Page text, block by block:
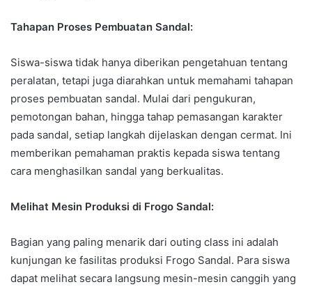
Tahapan Proses Pembuatan Sandal:
Siswa-siswa tidak hanya diberikan pengetahuan tentang
peralatan, tetapi juga diarahkan untuk memahami tahapan
proses pembuatan sandal. Mulai dari pengukuran,
pemotongan bahan, hingga tahap pemasangan karakter
pada sandal, setiap langkah dijelaskan dengan cermat. Ini
memberikan pemahaman praktis kepada siswa tentang
cara menghasilkan sandal yang berkualitas.
Melihat Mesin Produksi di Frogo Sandal:
Bagian yang paling menarik dari outing class ini adalah
kunjungan ke fasilitas produksi Frogo Sandal. Para siswa
dapat melihat secara langsung mesin-mesin canggih yang